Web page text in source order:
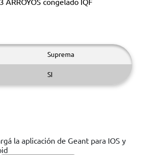
Suprema
SI
la aplicación de Geant para IOS y